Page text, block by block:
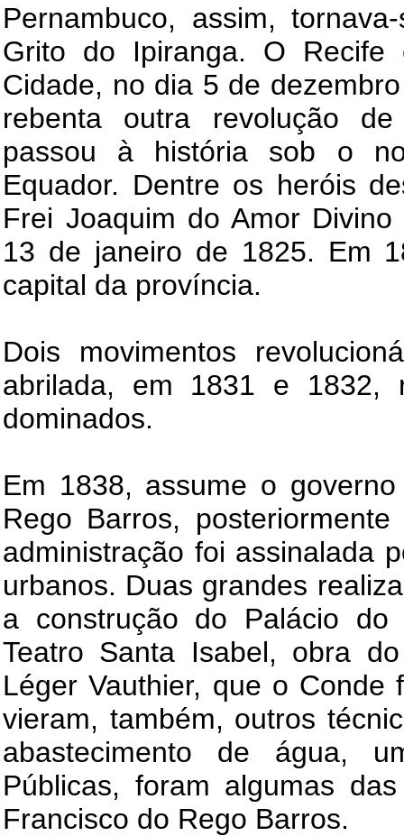
Pernambuco, assim,
Grito do Ipiranga. O
Cidade, no dia 5 de
rebenta outra revolução
passou à história sob o
Equador. Dentre os heróis
Frei Joaquim do Amor
13 de janeiro de 1825. Em
capital da província.
Dois movimentos
abrilada, em 1831 e 1832,
dominados.
Em 1838, assume o
Rego Barros,
administração foi assinalada
urbanos. Duas grandes
a construção do Palácio
Teatro Santa Isabel, obra
Léger Vauthier, que o
vieram, também, outros
abastecimento de água,
Públicas, foram algumas
Francisco do Rego Barros.